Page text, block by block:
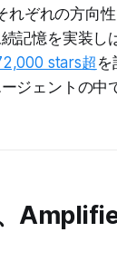
れぞれの方向
記憶を実装し
stars超 を
ジェントの中